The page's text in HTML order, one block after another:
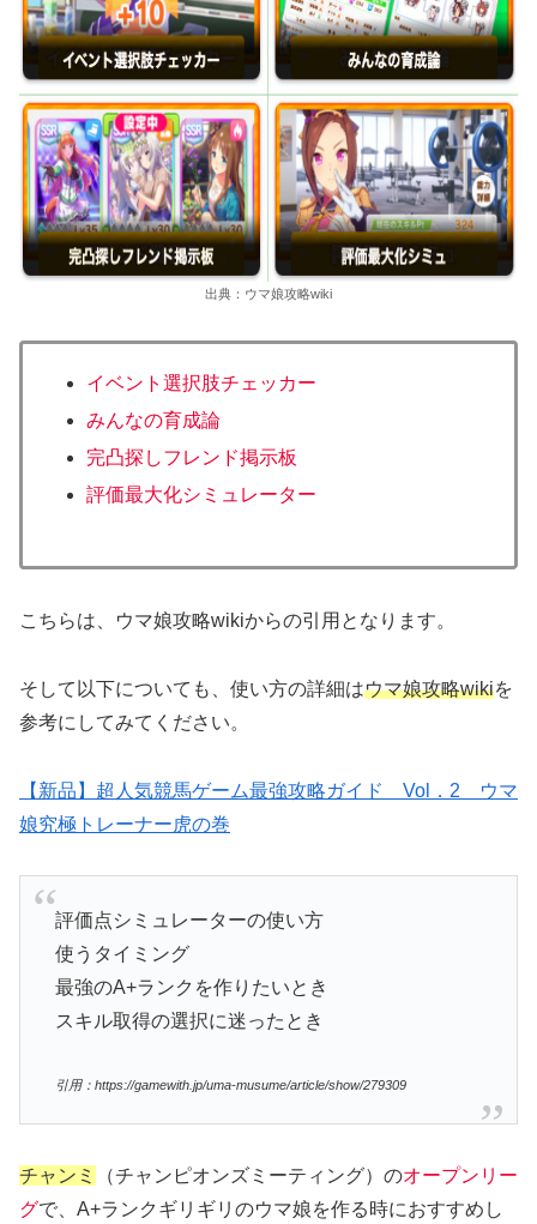
出典：ウマ娘攻略wiki
イベント選択肢チェッカー
みんなの育成論
完凸探しフレンド掲示板
評価最大化シミュレーター
こちらは、ウマ娘攻略wikiからの引用となります。
そして以下についても、使い方の詳細はウマ娘攻略wikiを
参考にしてみてください。
【新品】超人気競馬ゲーム最強攻略ガイド Vol．2 ウマ
娘究極トレーナー虎の巻
評価点シミュレーターの使い方
使うタイミング
最強のA+ランクを作りたいとき
スキル取得の選択に迷ったとき
引用：https://gamewith.jp/uma-musume/article/show/279309
チャンミ （チャンピオンズミーティング）のオープンリー
グで、A+ランクギリギリのウマ娘を作る時におすすめし